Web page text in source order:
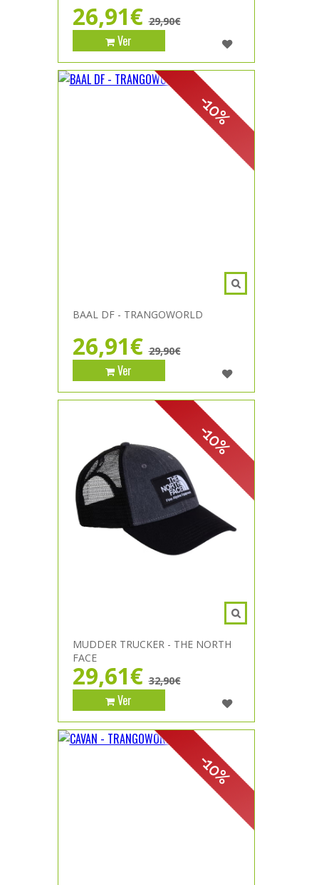
26,91€ 29,90€
Ver
-10%
BAAL DF - TRANGOWORLD
26,91€ 29,90€
Ver
-10%
MUDDER TRUCKER - THE NORTH
FACE
29,61€ 32,90€
Ver
-10%